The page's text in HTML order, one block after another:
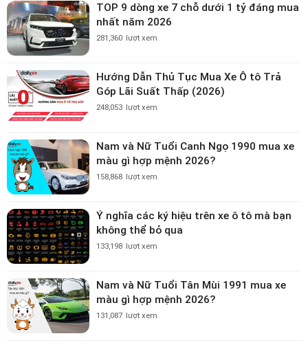
TOP 9 dòng xe 7 chỗ dưới 1 tỷ đáng mua
nhất năm 2026
281,360 lượt xem
Hướng Dẫn Thủ Tục Mua Xe Ô tô Trả
Góp Lãi Suất Thấp (2026)
248,053 lượt xem
Nam và Nữ Tuổi Canh Ngọ 1990 mua xe
màu gì hợp mệnh 2026?
158,868 lượt xem
Ý nghĩa các ký hiệu trên xe ô tô mà bạn
không thể bỏ qua
133,198 lượt xem
Nam và Nữ Tuổi Tân Mùi 1991 mua xe
màu gì hợp mệnh 2026?
131,087 lượt xem